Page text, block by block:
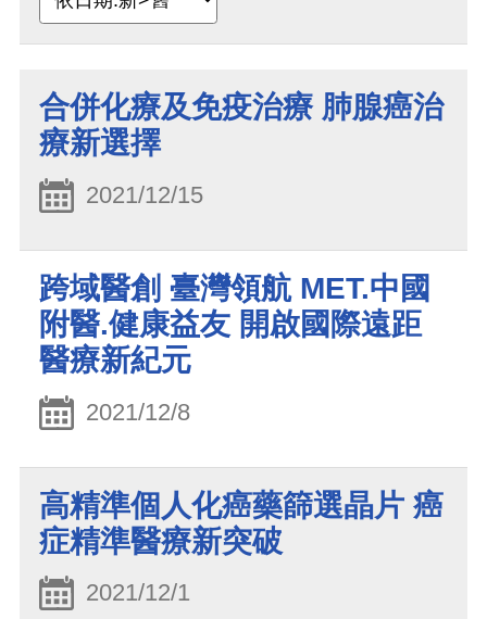
合併化療及免疫治療 肺腺癌治
療新選擇
2021/12/15
跨域醫創 臺灣領航 MET.中國
附醫.健康益友 開啟國際遠距
醫療新紀元
2021/12/8
高精準個人化癌藥篩選晶片 癌
症精準醫療新突破
2021/12/1